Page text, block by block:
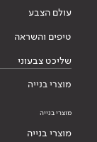
עולם הצבע
טיפים והשראה
שליכט צבעוני
מוצרי בנייה
מוצרי בנייה
מוצרי בנייה